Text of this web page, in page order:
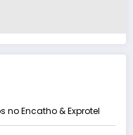
no Encatho & Exprotel